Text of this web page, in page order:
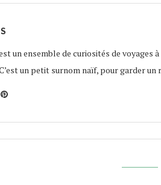
un ensemble de curiosités de voyages
un petit surnom naïf, pour garder un